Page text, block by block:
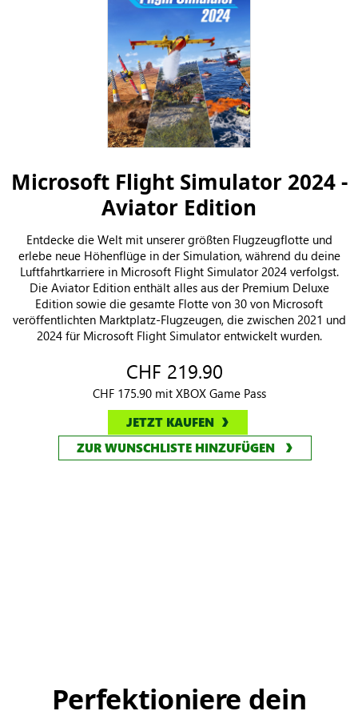
Microsoft Flight Simulator 2024 -
Aviator Edition
Entdecke die Welt mit unserer größten Flugzeugflotte und
erlebe neue Höhenflüge in der Simulation, während du deine
Luftfahrtkarriere in Microsoft Flight Simulator 2024 verfolgst.
Die Aviator Edition enthält alles aus der Premium Deluxe
Edition sowie die gesamte Flotte von 30 von Microsoft
veröffentlichten Marktplatz-Flugzeugen, die zwischen 2021 und
CHF 219.90
CHF 175.90 mit XBOX Game Pass
JETZT KAUFEN